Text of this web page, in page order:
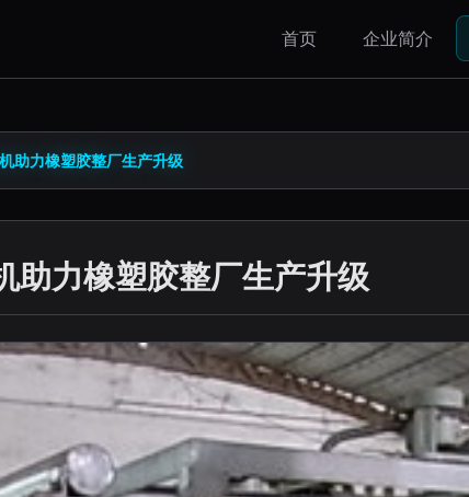
首页 企业简介
助力橡塑胶整厂生产升级
助力橡塑胶整厂生产升级